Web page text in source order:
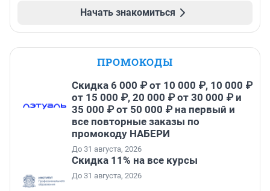
Начать знакомиться
ПРОМОКОДЫ
Скидка 6 000 ₽ от 10 000 ₽, 10 000 ₽
от 15 000 ₽, 20 000 ₽ от 30 000 ₽ и
35 000 ₽ от 50 000 ₽ на первый и
все повторные заказы по
промокоду НАБЕРИ
До 31 августа, 2026
Скидка 11% на все курсы
До 31 августа, 2026